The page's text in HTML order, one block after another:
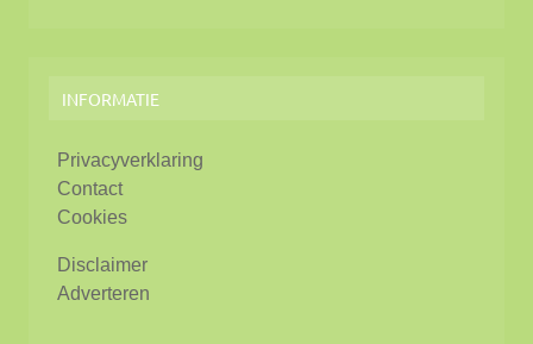
INFORMATIE
Privacyverklaring
Contact
Cookies
Disclaimer
Adverteren